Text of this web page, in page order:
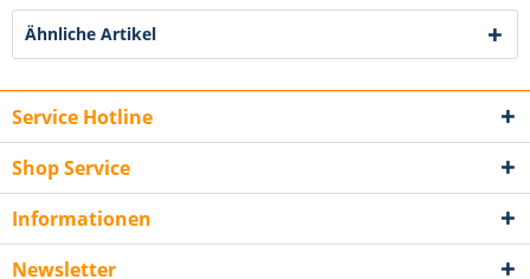
Ähnliche Artikel
Service Hotline
Shop Service
Informationen
Newsletter